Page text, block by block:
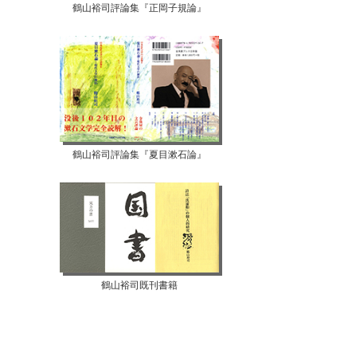
【07月10日...
鶴山裕司評論集『正岡子規論』
鶴山裕司評論集『夏目漱石論』
鶴山裕司既刊書籍